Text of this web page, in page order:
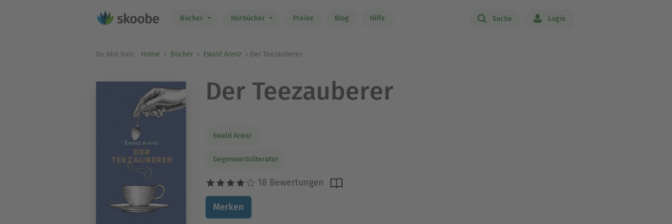
Bücher Hörbücher Preise Blog Hilfe Suche Login
Du bist hier: Home Bücher Ewald Arenz Der Teezauberer
Der Teezauberer
Ewald Arenz
Gegenwartsliteratur
18 Bewertungen
Merken